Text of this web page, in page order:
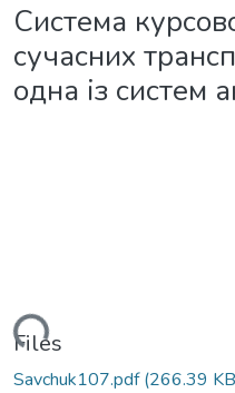
Система
сучасних
одна із систем
Files
Savchuk107.pdf(266.39